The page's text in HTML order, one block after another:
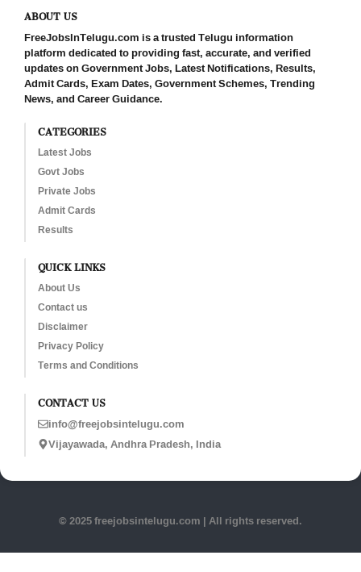
ABOUT US
FreeJobsInTelugu.com is a trusted Telugu information
platform dedicated to providing fast, accurate, and verified
updates on Government Jobs, Latest Notifications, Results,
Admit Cards, Exam Dates, Government Schemes, Trending
News, and Career Guidance.
CATEGORIES
Latest Jobs
Govt Jobs
Private Jobs
Admit Cards
Results
QUICK LINKS
About Us
Contact us
Disclaimer
Privacy Policy
Terms and Conditions
CONTACT US
info@freejobsintelugu.com
Vijayawada, Andhra Pradesh, India
© 2025 freejobsintelugu.com | All rights reserved.